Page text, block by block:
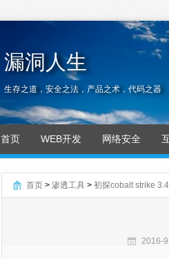
漏洞人生
生存之道，安全之法，产品之术，代码之器
首页 WEB开发 网络安全
首页 > 渗透工具 > 初探cobalt strike
2016-